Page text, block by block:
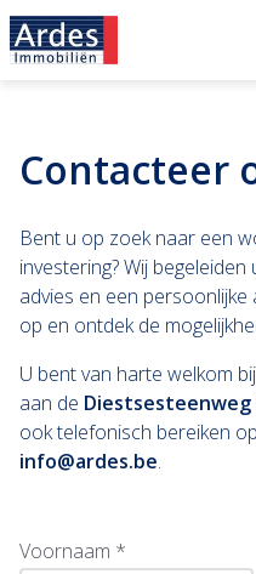
Contacteer
Bent u op zoek naar een
investering? Wij
advies en een
op en ontdek de
U bent van harte welkom
aan de Diestsesteenweg
ook telefonisch bereiken op
info@ardes.be.
Voornaam *